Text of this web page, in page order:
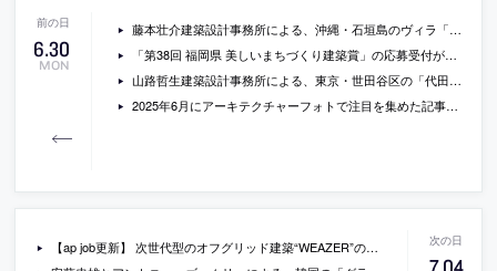
6.30
MON
藤本壮介建築設計事務所による、沖縄・石垣島のヴィラ「NOT A HOTEL ISHIGAKI『EARTH』」が開業。約3000坪の敷地にたった一棟のみ建てられた建築。“円形のフォルム”と緑化された“すり鉢状の屋根”が特徴。プール・サウナ・ジムなどの機能も内包
「第38回 福岡県 美しいまちづくり建築賞」の応募受付が開始。県が主催する歴史あるアワード。県内にあり使用中で10年前から応募時までに竣工した建物を対象。“住宅”と“一般建築”の二部門で大賞と優秀賞等を選定
山路哲生建築設計事務所による、東京・世田谷区の「代田の家」。住宅街の“当たり前の再編集”も意識した計画。奥行の深い土地で“広がり”を獲得する為、短辺方向の壁面の代わりに“ブレース”を吹抜などに配する建築を考案。時代と呼応する“斜めの大黒柱”としても位置づける
2025年6月にアーキテクチャーフォトで注目を集めた記事トップ40
【ap job更新】 次世代型のオフグリッド建築“WEAZER”の開発などを手掛ける「株式会社ARTH」が、設備設計のスタッフ(経験者)を募集中